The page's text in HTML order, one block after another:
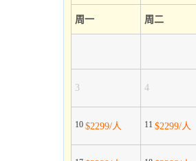
周一 周二
3 4
10 $2299/人 11 $2299/人